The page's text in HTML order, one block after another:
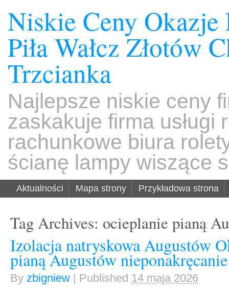
Niskie Ceny
Piła Wałcz Złotów
Trzcianka
Najlepsze niskie ceny
zaskakuje firma usługi
rachunkowe biura
ścianę lampy wiszące
Aktualności Mapa strony Przykładowa strona
Tag Archives: ocieplanie pianą
Izolacja natryskowa Augustów
pianą Augustów nieponakręcanie
By zbigniew | Published 14 maja 2026